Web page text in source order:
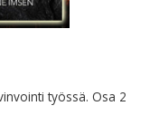
työssä. Osa 2